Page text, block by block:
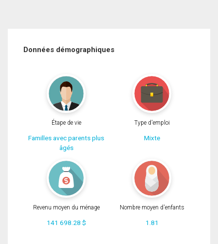
Données démographiques
Étape de vie
Familles avec parents plus
âgés
Type d'emploi
Mixte
Revenu moyen du ménage
141 698.28 $
Nombre moyen d'enfants
1.81